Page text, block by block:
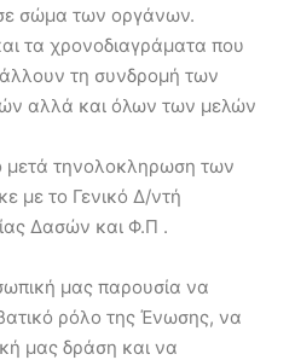
σώμα των οργάνων.
τα χρονοδιαγράματα που
τη συνδρομή των
αλλά και όλων των μελών
μετά τηνολοκληρωση των
με το Γενικό Δ/ντή
Δασών και Φ.Π .
μας παρουσία να
ρόλο της Ένωσης, να
μας δράση και να